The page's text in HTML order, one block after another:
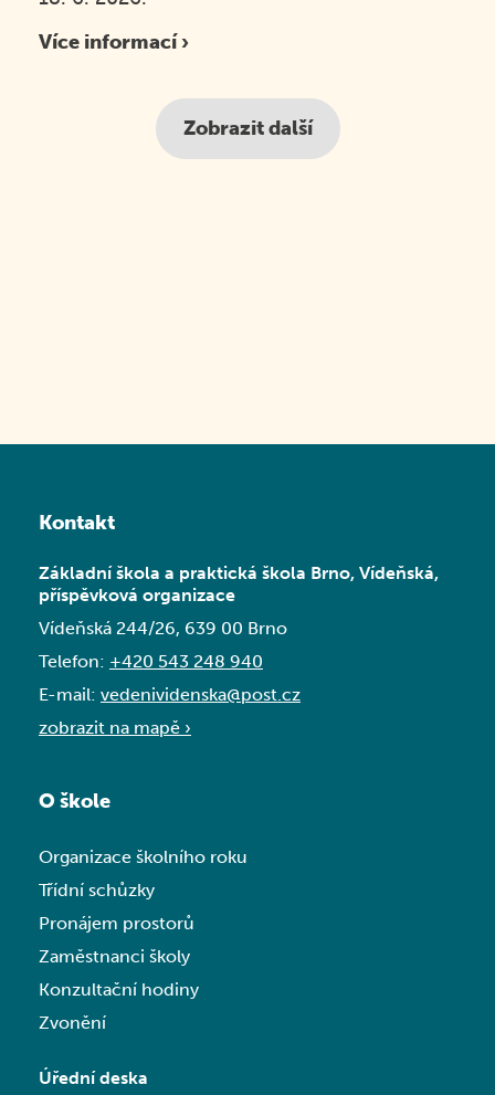
Více informací ›
Zobrazit další
Kontakt
Základní škola a praktická škola Brno, Vídeňská,
příspěvková organizace
Vídeňská 244/26, 639 00 Brno
Telefon: +420 543 248 940
E-mail: vedenividenska@post.cz
zobrazit na mapě ›
O škole
Organizace školního roku
Třídní schůzky
Pronájem prostorů
Zaměstnanci školy
Konzultační hodiny
Zvonění
Úřední deska